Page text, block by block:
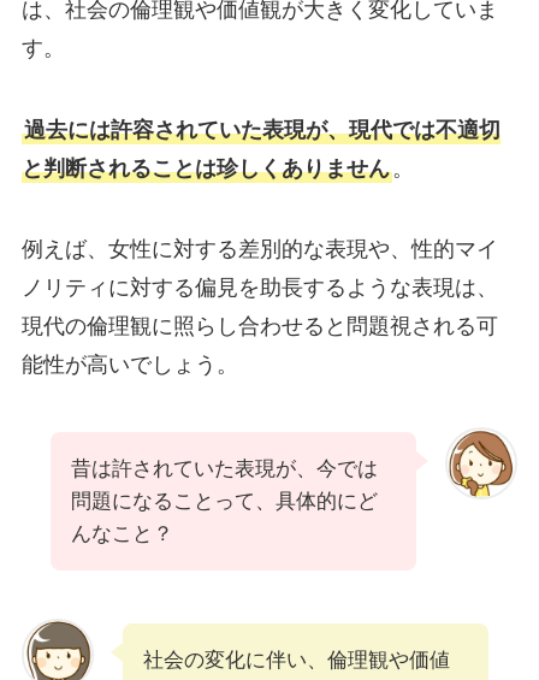
は、社会の倫理観や価値観が大きく変化していま
す。
過去には許容されていた表現が、現代では不適切
と判断されることは珍しくありません。
例えば、女性に対する差別的な表現や、性的マイ
ノリティに対する偏見を助長するような表現は、
現代の倫理観に照らし合わせると問題視される可
能性が高いでしょう。
昔は許されていた表現が、今では
問題になることって、具体的にど
んなこと？
社会の変化に伴い、倫理観や価値